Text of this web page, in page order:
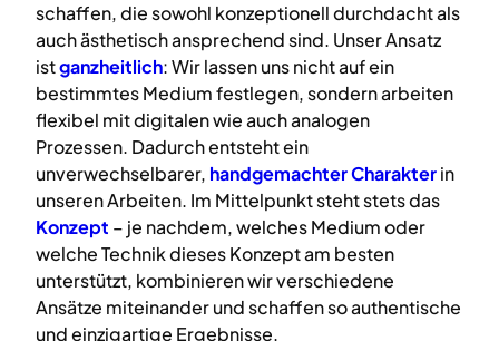
schaffen, die sowohl konzeptionell durchdacht als
auch ästhetisch ansprechend sind. Unser Ansatz
istganzheitlich: Wir lassen uns nicht auf ein
bestimmtes Medium festlegen, sondern arbeiten
flexibel mit digitalen wie auch analogen
Prozessen. Dadurch entsteht ein
unverwechselbarer, handgemachter Charakterin
unseren Arbeiten. Im Mittelpunkt steht stets das
Konzept – je nachdem, welches Medium oder
welche Technik dieses Konzept am besten
unterstützt, kombinieren wir verschiedene
Ansätze miteinander und schaffen so authentische
und einzigartige Ergebnisse.